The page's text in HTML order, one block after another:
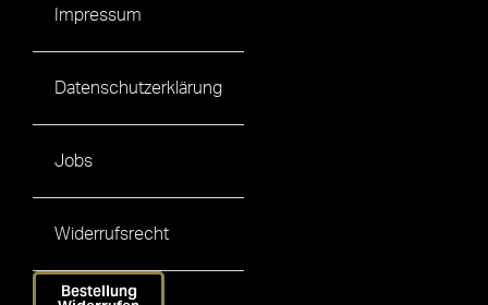
Impressum
Datenschutzerklärung
Jobs
Widerrufsrecht
Bestellung